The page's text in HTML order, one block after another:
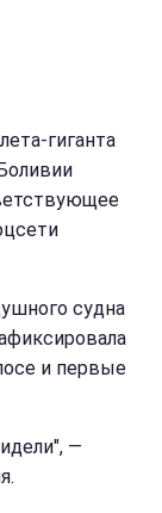
гиганта
судна
и первые
—